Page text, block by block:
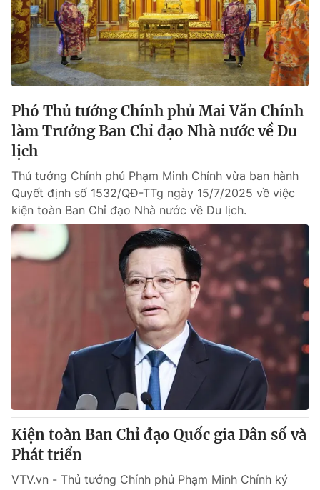
Phó Thủ tướng Chính phủ Mai Văn Chính
làm Trưởng Ban Chỉ đạo Nhà nước về Du
lịch
Thủ tướng Chính phủ Phạm Minh Chính vừa ban hành
Quyết định số 1532/QĐ-TTg ngày 15/7/2025 về việc
kiện toàn Ban Chỉ đạo Nhà nước về Du lịch.
Kiện toàn Ban Chỉ đạo Quốc gia Dân số và
Phát triển
VTV.vn - Thủ tướng Chính phủ Phạm Minh Chính ký